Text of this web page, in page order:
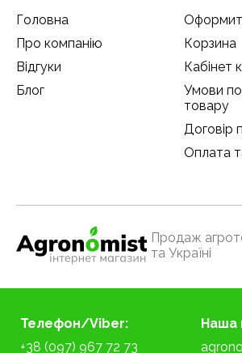
Головна
Про компанію
Відгуки
Блог
Корзина
Кабінет
Умови
товару
Договір
Оплата
Продаж
та Україні
Телефон/Viber:
+38 (097) 967 72 73
Наша